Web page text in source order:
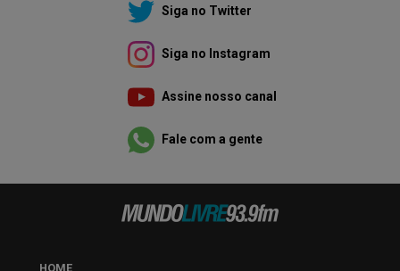
Siga no Twitter
Siga no Instagram
Assine nosso canal
Fale com a gente
HOME